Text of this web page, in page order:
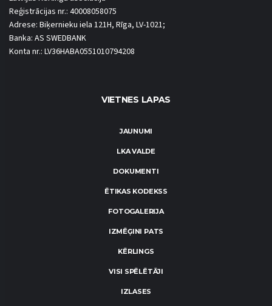
Reģistrācijas nr.: 40008058075
Adrese: Biķernieku iela 121H, Rīga, LV-1021;
Banka: AS SWEDBANK
Konta nr.: LV36HABA0551010794208
VIETNES LAPAS
JAUNUMI
LKA VALDE
DOKUMENTI
ĒTIKAS KODEKSS
FOTOGALERIJA
IZMĒĢINI PATS
KĒRLINGS
VISI SPĒLĒTĀJI
IZLASES